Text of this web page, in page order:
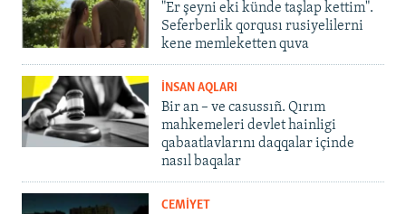
"Er şeyni eki künde taşlap kettim".
Seferberlik qorqusı rusiyelilerni
kene memleketten quva
İNSAN AQLARI
Bir an – ve casussıñ. Qırım
mahkemeleri devlet hainligi
qabaatlavlarını daqqalar içinde
nasıl baqalar
CEMİYET